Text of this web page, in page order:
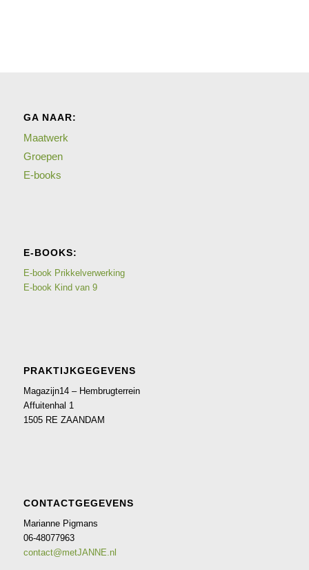
GA NAAR:
Maatwerk
Groepen
E-books
E-BOOKS:
E-book Prikkelverwerking
E-book Kind van 9
PRAKTIJKGEGEVENS
Magazijn14 – Hembrugterrein
Affuitenhal 1
1505 RE ZAANDAM
CONTACTGEGEVENS
Marianne Pigmans
06-48077963
contact@metJANNE.nl